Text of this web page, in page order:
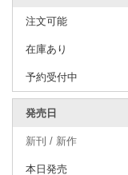
注文可能
在庫あり
予約受付中
発売日
新刊 / 新作
本日発売